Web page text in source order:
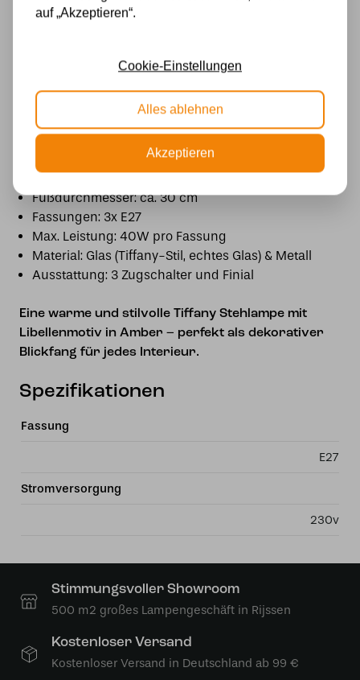
einzeln geschaltet werden können. Dadurch ist die
Lampe sowohl funktional als auch dekorativ.
Spezifikationen
Höhe: 165 cm
Durchmesser Schirm: 54 cm
Höhe Schirm: ca. 27 cm
Fußdurchmesser: ca. 30 cm
Fassungen: 3x E27
Max. Leistung: 40W pro Fassung
Material: Glas (Tiffany-Stil, echtes Glas) & Metall
Ausstattung: 3 Zugschalter und Finial
Eine warme und stilvolle Tiffany Stehlampe mit
Libellenmotiv in Amber – perfekt als dekorativer
Blickfang für jedes Interieur.
Spezifikationen
Fassung
E27
Stromversorgung
230v
Stimmungsvoller Showroom
500 m2 großes Lampengeschäft in Rijssen
Kostenloser Versand
Kostenloser Versand in Deutschland ab 99 €
auf „Akzeptieren“.
Cookie-Einstellungen
Alles ablehnen
Akzeptieren